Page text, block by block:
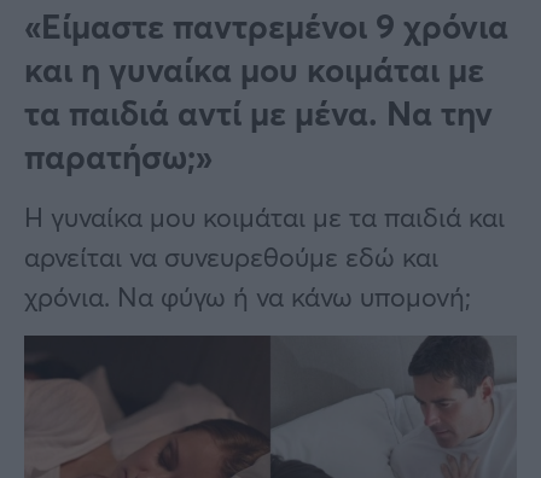
Πολιτική
Τράπεζες
Επιδοτήσεις
ΕΣΠΑ
Κόσμος
Lifestyle
Αθλητικά
Υγεία
Γυναίκα
Καιρός
«Είμαστε παντρεμένοι 9 χρόνια
και η γυναίκα μου κοιμάται με
τα παιδιά αντί με μένα. Να την
παρατήσω;»
Η γυναίκα μου κοιμάται με τα παιδιά και
αρνείται να συνευρεθούμε εδώ και
χρόνια. Να φύγω ή να κάνω υπομονή;